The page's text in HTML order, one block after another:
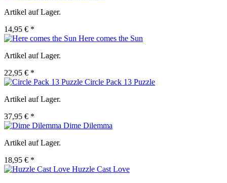
Artikel auf Lager.
14,95 € *
Here comes the Sun
Artikel auf Lager.
22,95 € *
Circle Pack 13 Puzzle
Artikel auf Lager.
37,95 € *
Dime Dilemma
Artikel auf Lager.
18,95 € *
Huzzle Cast Love